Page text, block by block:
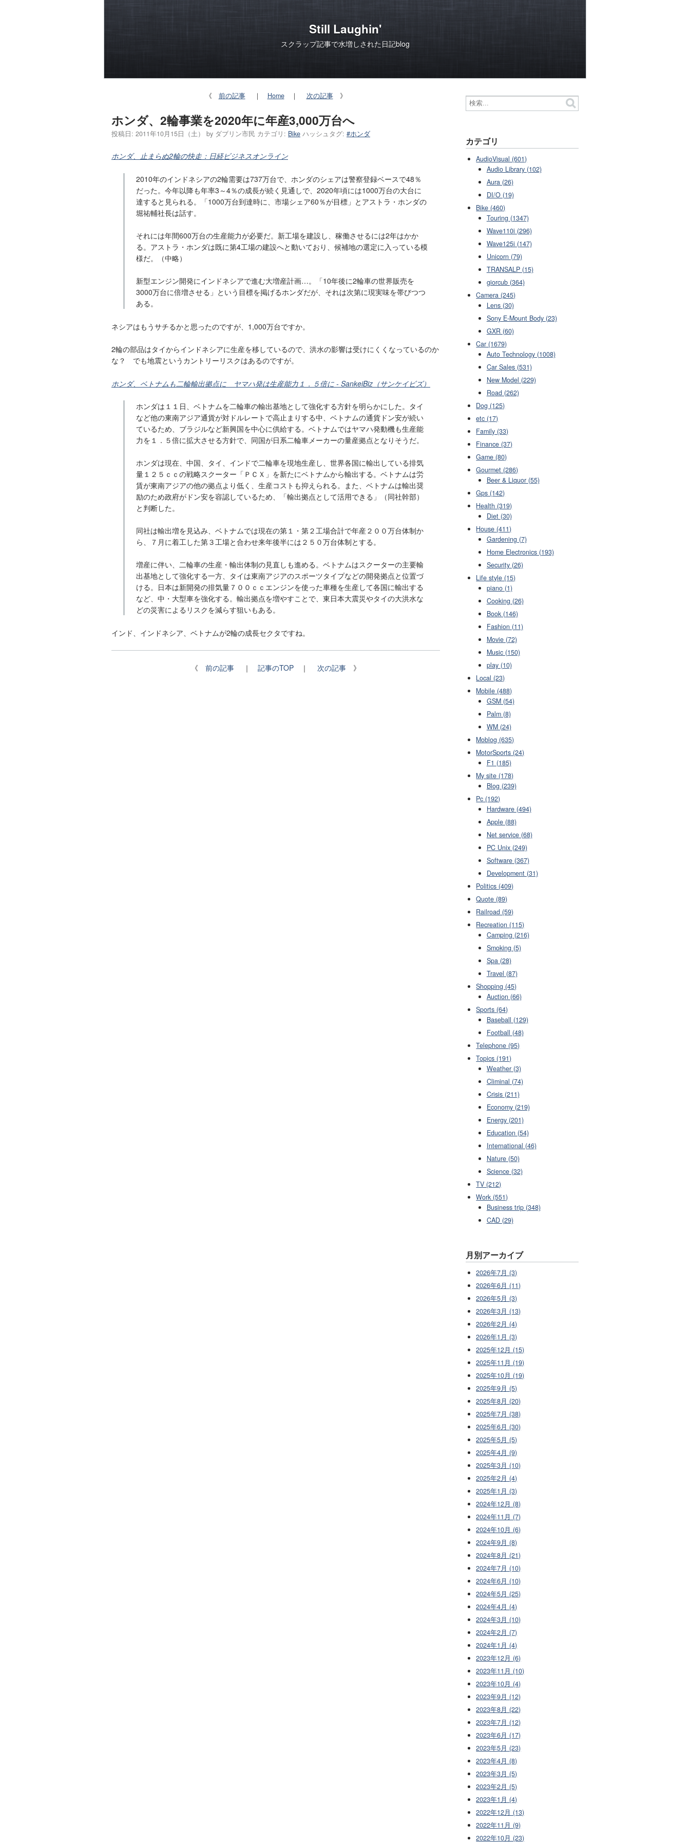
Still Laughin'
スクラップ記事で水増しされた日記blog
《 前の記事 ｜ Home｜ 次の記事》
ホンダ、2輪事業を2020年に年産3,000万台へ
投稿日: 2011年10月15日（土） by ダブリン市民 カテゴリ: Bike ハッシュタグ: #ホンダ
ホンダ、止まらぬ2輪の快走：日経ビジネスオンライン
2010年のインドネシアの2輪需要は737万台で、ホンダのシェアは警察登録ベースで48％
だった。今年以降も年率3～4％の成長が続く見通しで、2020年頃には1000万台の大台に
達すると見られる。「1000万台到達時に、市場シェア60％が目標」とアストラ・ホンダの
堀祐輔社長は話す。
それには年間600万台の生産能力が必要だ。新工場を建設し、稼働させるには2年はかか
る。アストラ・ホンダは既に第4工場の建設へと動いており、候補地の選定に入っている模
様だ。（中略）
新型エンジン開発にインドネシアで進む大増産計画…。「10年後に2輪車の世界販売を
3000万台に倍増させる」という目標を掲げるホンダだが、それは次第に現実味を帯びつつ
ある。
ネシアはもうサチるかと思ったのですが、1,000万台ですか。
2輪の部品はタイからインドネシアに生産を移しているので、洪水の影響は受けにくくなっているのか
な？ でも地震というカントリーリスクはあるのですが。
ホンダ、ベトナムも二輪輸出拠点に ヤマハ発は生産能力１．５倍に - SankeiBiz（サンケイビズ）
ホンダは１１日、ベトナムを二輪車の輸出基地として強化する方針を明らかにした。タイ
など他の東南アジア通貨が対ドルレートで高止まりする中、ベトナムの通貨ドン安が続い
ているため、ブラジルなど新興国を中心に供給する。ベトナムではヤマハ発動機も生産能
力を１．５倍に拡大させる方針で、同国が日系二輪車メーカーの量産拠点となりそうだ。
ホンダは現在、中国、タイ、インドで二輪車を現地生産し、世界各国に輸出している排気
量１２５ｃｃの戦略スクーター「ＰＣＸ」を新たにベトナムから輸出する。ベトナムは労
賃が東南アジアの他の拠点より低く、生産コストも抑えられる。また、ベトナムは輸出奨
励のため政府がドン安を容認しているため、「輸出拠点として活用できる」（同社幹部）
と判断した。
同社は輸出増を見込み、ベトナムでは現在の第１・第２工場合計で年産２００万台体制か
ら、７月に着工した第３工場と合わせ来年後半には２５０万台体制とする。
増産に伴い、二輪車の生産・輸出体制の見直しも進める。ベトナムはスクーターの主要輸
出基地として強化する一方、タイは東南アジアのスポーツタイプなどの開発拠点と位置づ
ける。日本は新開発の排気量７００ｃｃエンジンを使った車種を生産して各国に輸出する
など、中・大型車を強化する。輸出拠点を増やすことで、東日本大震災やタイの大洪水な
どの災害によるリスクを減らす狙いもある。
インド、インドネシア、ベトナムが2輪の成長セクタですね。
《 前の記事 ｜ 記事のTOP ｜ 次の記事 》
カテゴリ
AudioVisual (601)
Audio Library (102)
Aura (26)
DI/O (19)
Bike (460)
Touring (1347)
Wave110i (296)
Wave125i (147)
Unicorn (79)
TRANSALP (15)
giorcub (364)
Camera (245)
Lens (30)
Sony E-Mount Body (23)
GXR (60)
Car (1679)
Auto Technology (1008)
Car Sales (531)
New Model (229)
Road (262)
Dog (125)
etc (17)
Family (33)
Finance (37)
Game (80)
Gourmet (286)
Beer & Liquor (55)
Gps (142)
Health (319)
Diet (30)
House (411)
Gardening (7)
Home Electronics (193)
Security (26)
Life style (15)
piano (1)
Cooking (26)
Book (146)
Fashion (11)
Movie (72)
Music (150)
play (10)
Local (23)
Mobile (488)
GSM (54)
Palm (8)
WM (24)
Moblog (635)
MotorSports (24)
F1 (185)
My site (178)
Blog (239)
Pc (192)
Hardware (494)
Apple (88)
Net service (68)
PC Unix (249)
Software (367)
Development (31)
Politics (409)
Quote (89)
Railroad (59)
Recreation (115)
Camping (216)
Smoking (5)
Spa (28)
Travel (87)
Shopping (45)
Auction (66)
Sports (64)
Baseball (129)
Football (48)
Telephone (95)
Topics (191)
Weather (3)
Climinal (74)
Crisis (211)
Economy (219)
Energy (201)
Education (54)
International (46)
Nature (50)
Science (32)
TV (212)
Work (551)
Business trip (348)
CAD (29)
月別アーカイブ
2026年7月 (3)
2026年6月 (11)
2026年5月 (3)
2026年3月 (13)
2026年2月 (4)
2026年1月 (3)
2025年12月 (15)
2025年11月 (19)
2025年10月 (19)
2025年9月 (5)
2025年8月 (20)
2025年7月 (38)
2025年6月 (30)
2025年5月 (5)
2025年4月 (9)
2025年3月 (10)
2025年2月 (4)
2025年1月 (3)
2024年12月 (8)
2024年11月 (7)
2024年10月 (6)
2024年9月 (8)
2024年8月 (21)
2024年7月 (10)
2024年6月 (10)
2024年5月 (25)
2024年4月 (4)
2024年3月 (10)
2024年2月 (7)
2024年1月 (4)
2023年12月 (6)
2023年11月 (10)
2023年10月 (4)
2023年9月 (12)
2023年8月 (22)
2023年7月 (12)
2023年6月 (17)
2023年5月 (23)
2023年4月 (8)
2023年3月 (5)
2023年2月 (5)
2023年1月 (4)
2022年12月 (13)
2022年11月 (9)
2022年10月 (23)